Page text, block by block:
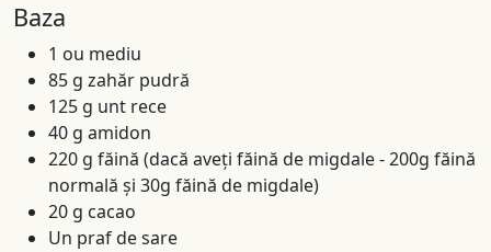
Baza
1 ou mediu
85 g zahăr pudră
125 g unt rece
40 g amidon
220 g făină (dacă aveți făină de migdale - 200g făină
normală și 30g făină de migdale)
20 g cacao
Un praf de sare